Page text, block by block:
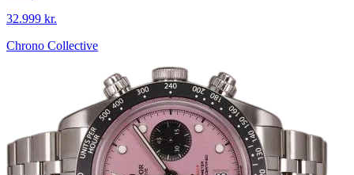
32.999 kr.
Chrono Collective